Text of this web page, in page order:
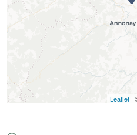
Leaflet |